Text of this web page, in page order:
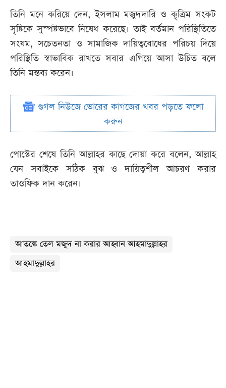
তিনি মনে করিয়ে দেন, ইসলাম মজুদদারি ও কৃত্রিম সংকট
সৃষ্টিকে সুস্পষ্টভাবে নিষেধ করেছে। তাই বর্তমান পরিস্থিতিতে
সংযম, সচেতনতা ও সামাজিক দায়িত্ববোধের পরিচয় দিয়ে
পরিস্থিতি স্বাভাবিক রাখতে সবার এগিয়ে আসা উচিত বলে
তিনি মন্তব্য করেন।
গুগল নিউজে ভোরের কাগজের খবর পড়তে ফলো
করুন
পোস্টের শেষে তিনি আল্লাহর কাছে দোয়া করে বলেন, আল্লাহ
যেন সবাইকে সঠিক বুঝ ও দায়িত্বশীল আচরণ করার
তাওফিক দান করেন।
আতঙ্কে তেল মজুদ না করার আহ্বান আহমাদুল্লাহর
আহমাদুল্লাহর